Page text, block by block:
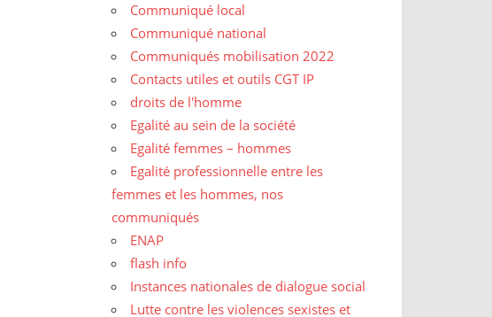
Communiqué local
Communiqué national
Communiqués mobilisation 2022
Contacts utiles et outils CGT IP
droits de l'homme
Egalité au sein de la société
Egalité femmes – hommes
Egalité professionnelle entre les
femmes et les hommes, nos
communiqués
ENAP
flash info
Instances nationales de dialogue social
Lutte contre les violences sexistes et